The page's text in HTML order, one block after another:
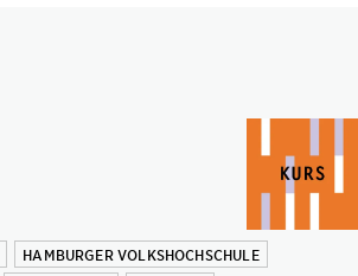
HAMBURGER VOLKSHOCHSCHULE